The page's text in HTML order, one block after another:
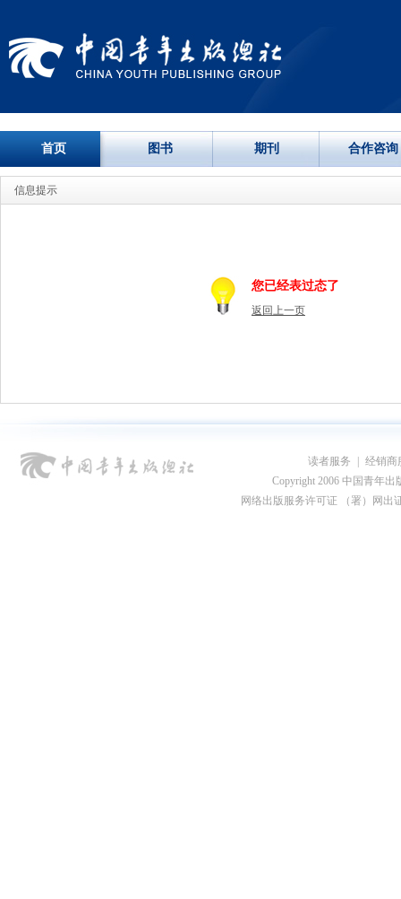
首页 图书 期刊 合作咨询
信息提示
您已经表过态了
返回上一页
读者服务
经销商
Copyright 2006 中国青年出
网络出版服务许可证 （署）网出